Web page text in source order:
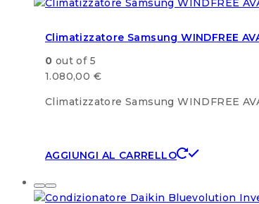
Climatizzatore Samsung WINDFREE
0 out of 5
1.080,00 €
Climatizzatore Samsung WINDFREE
AGGIUNGI AL CARRELLO